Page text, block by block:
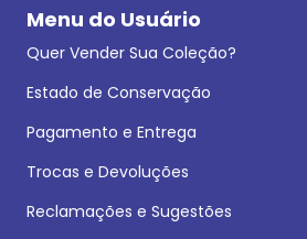
Menu do Usuário
Quer Vender Sua Coleção?
Estado de Conservação
Pagamento e Entrega
Trocas e Devoluções
Reclamações e Sugestões